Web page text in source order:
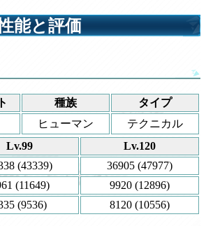
能と評価
種族
タイプ
ヒューマン
テクニカル
Lv.99
Lv.120
(43339)
36905 (47977)
(11649)
9920 (12896)
(9536) 8120 (10556)